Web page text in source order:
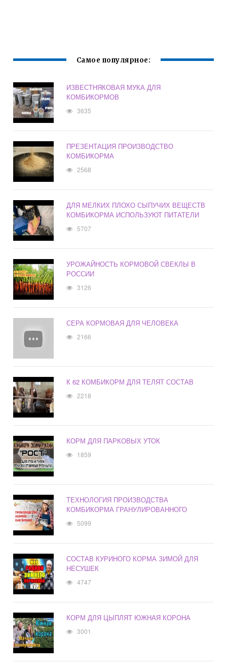
Самое популярное:
ИЗВЕСТНЯКОВАЯ МУКА ДЛЯ
КОМБИКОРМОВ
3635
ПРЕЗЕНТАЦИЯ ПРОИЗВОДСТВО
КОМБИКОРМА
2568
ДЛЯ МЕЛКИХ ПЛОХО СЫПУЧИХ ВЕЩЕСТВ
КОМБИКОРМА ИСПОЛЬЗУЮТ ПИТАТЕЛИ
5707
УРОЖАЙНОСТЬ КОРМОВОЙ СВЕКЛЫ В
РОССИИ
3126
СЕРА КОРМОВАЯ ДЛЯ ЧЕЛОВЕКА
2166
К 62 КОМБИКОРМ ДЛЯ ТЕЛЯТ СОСТАВ
2218
КОРМ ДЛЯ ПАРКОВЫХ УТОК
1859
ТЕХНОЛОГИЯ ПРОИЗВОДСТВА
КОМБИКОРМА ГРАНУЛИРОВАННОГО
5099
СОСТАВ КУРИНОГО КОРМА ЗИМОЙ ДЛЯ
НЕСУШЕК
4747
КОРМ ДЛЯ ЦЫПЛЯТ ЮЖНАЯ КОРОНА
3001